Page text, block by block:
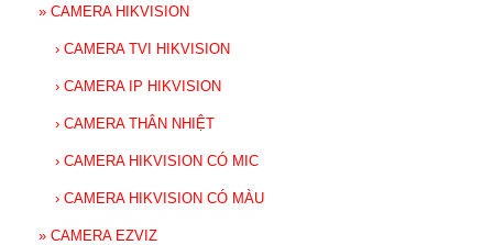
» CAMERA HIKVISION
› CAMERA TVI HIKVISION
› CAMERA IP HIKVISION
› CAMERA THÂN NHIỆT
› CAMERA HIKVISION CÓ MIC
› CAMERA HIKVISION CÓ MÀU
» CAMERA EZVIZ